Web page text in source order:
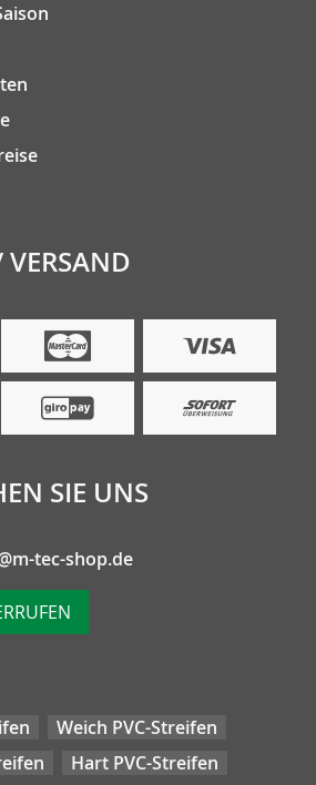
SIE UNS
tec-shop.de
Weich PVC-Streifen
Hart PVC-Streifen